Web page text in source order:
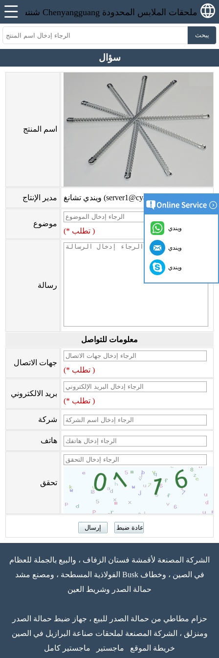
يبحث
سؤال
اسم المنتج
مدير الإنتاج ويندي تشانغ (server1@cyangguang.cn)
موضوع
(* تطلب )
رسالة
معلومات للتواصل
جهات الاتصال
(* تطلب )
بريد الالكتروني
(* تطلب )
شركة
هاتف
تحقق
الشركة المصنعة لأقمشة فستان الزفاف ، والبيع بالجملة للعظام
الفولاذية المسطحة ، ومصنع مشد Busk في الصين ، وخطاف
حمالة الصدر وشريط العين
حزام مطاطي من حمالة الصدر للبيع ، جهاز ضبط حمالة الصدر
ومنزلق ، الشركة المصنعة لملحقات صناعة البرازيل في الصين
خريطة الموقع
ماجستير ماجستير كامل
ويندي
ويندي
ويندي